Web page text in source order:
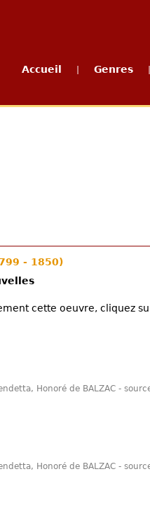
Accueil Genres
- 1850)
cette oeuvre, cliquez
Honoré de BALZAC -
Honoré de BALZAC -